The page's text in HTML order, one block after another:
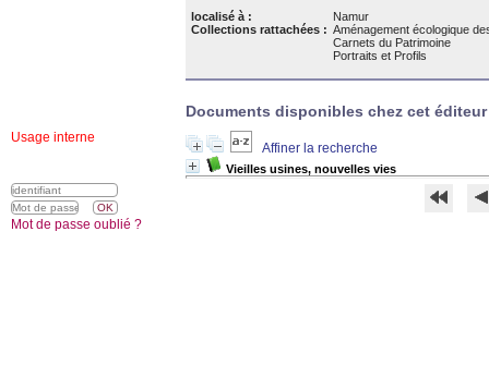
localisé à :
Namur
Collections rattachées : Aménagement écologique
Carnets du Patrimoine
Portraits et Profils
Documents disponibles chez cet éditeur
Affiner la recherche
Vieilles usines, nouvelles vies
Usage interne
Mot de passe oublié ?